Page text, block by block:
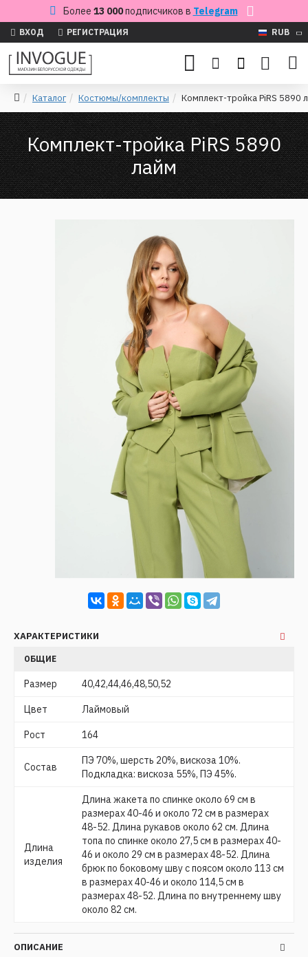
Более 13 000подписчиков в Telegram
ВХОД РЕГИСТРАЦИЯ RUB
Каталог Костюмы/комплекты Комплект-тройка PiRS 5890
Комплект-тройка PiRS 5890
лайм
ХАРАКТЕРИСТИКИ
ОБЩИЕ
Размер 40,42,44,46,48,50,52
Цвет Лаймовый
Рост 164
Состав
ПЭ 70%, шерсть 20%, вискоза 10%.
Подкладка: вискоза 55%, ПЭ 45%.
Длина
изделия
Длина жакета по спинке около 69 см в
размерах 40-46 и около 72 см в размерах
48-52. Длина рукавов около 62 см. Длина
топа по спинке около 27,5 см в размерах 40-
46 и около 29 см в размерах 48-52. Длина
брюк по боковому шву с поясом около 113 см
в размерах 40-46 и около 114,5 см в
размерах 48-52. Длина по внутреннему шву
около 82 см.
ОПИСАНИЕ